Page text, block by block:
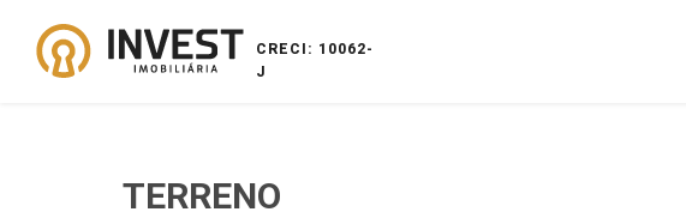
CRECI: 10062-
J
TERRENO